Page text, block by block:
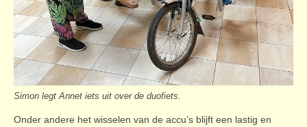
Simon legt Annet iets uit over de duofiets.
Onder andere het wisselen van de accu’s blijft een lastig en